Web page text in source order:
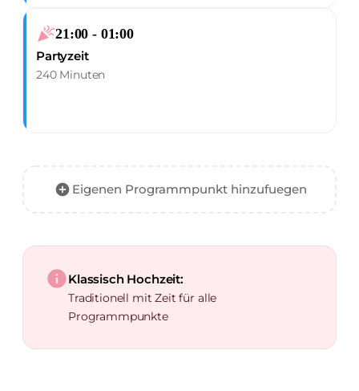
celebration21:00 - 01:00
Partyzeit
240 Minuten
add_circle Eigenen Programmpunkt hinzufuegen
infoKlassisch Hochzeit:
Traditionell mit Zeit für alle
Programmpunkte